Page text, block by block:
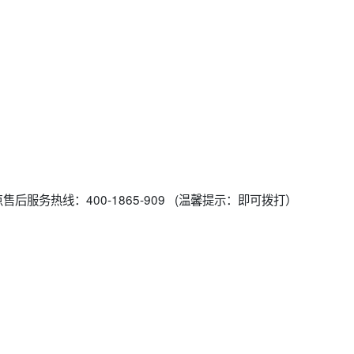
后服务热线：400-1865-909 (温馨提示：即可拨打）